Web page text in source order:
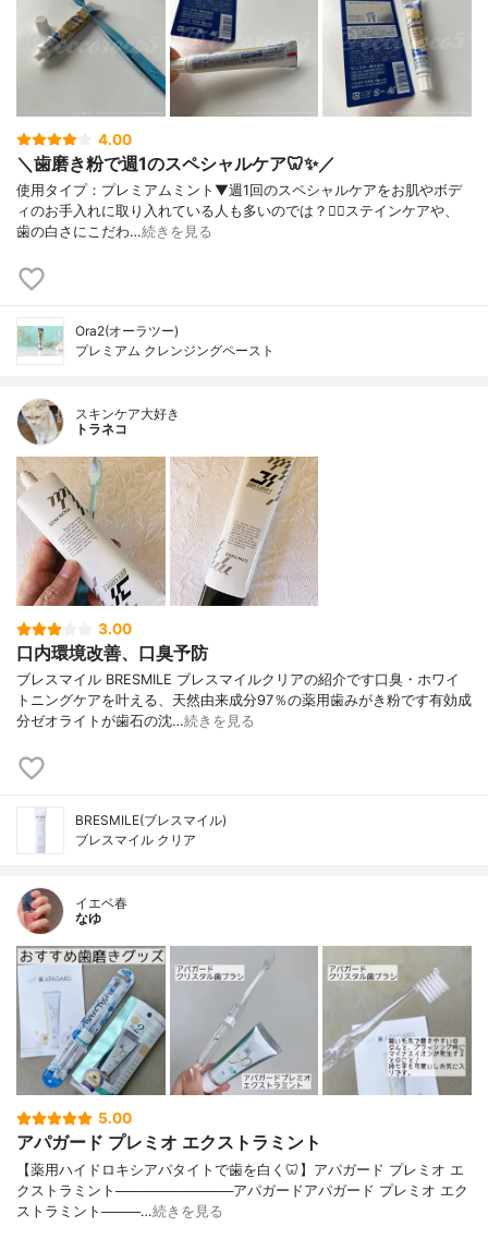
4.00
＼歯磨き粉で週1のスペシャルケア🦷✨／
使用タイプ：プレミアムミント⁡⁡▼⁡⁡⁡週1回のスペシャルケアをお肌やボデ
ィのお手入れに取り入れている人も多いのでは？💆‍♀️⁡ステインケアや、
歯の白さにこだわ…続きを見る
Ora2(オーラツー)
プレミアム クレンジングペースト
スキンケア大好き
トラネコ
3.00
口内環境改善、口臭予防
ブレスマイル BRESMILE ブレスマイルクリアの紹介です口臭・ホワイ
トニングケアを叶える、天然由来成分97％の薬用歯みがき粉です有効成
分ゼオライトが歯石の沈…続きを見る
BRESMILE(ブレスマイル)
ブレスマイル クリア
イエベ春
なゆ
5.00
アパガード プレミオ エクストラミント
【薬用ハイドロキシアパタイトで歯を白く🦷】アパガード プレミオ エ
クストラミント────────────アパガードアパガード プレミオ エク
ストラミント────…続きを見る